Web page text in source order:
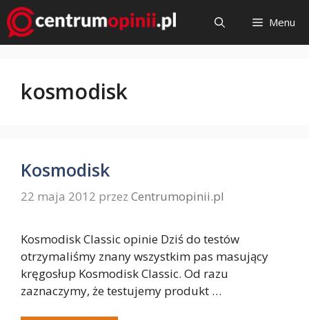
Przejdź
do
treści
Menu
kosmodisk
Kosmodisk
22 maja 2012 przez Centrumopinii.pl
Kosmodisk Classic opinie Dziś do testów
otrzymaliśmy znany wszystkim pas masujący
kręgosłup Kosmodisk Classic. Od razu
zaznaczymy, że testujemy produkt …